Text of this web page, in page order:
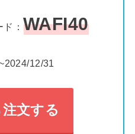
： WAFI40
12/31
文する